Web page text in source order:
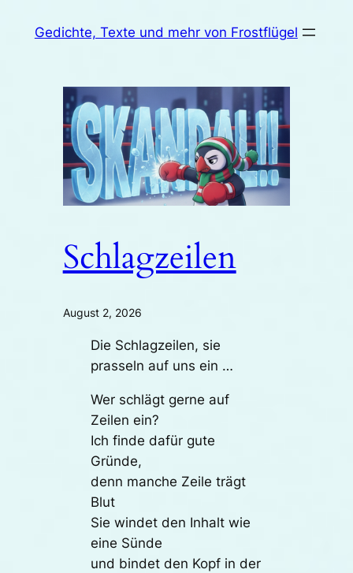
InhaltGedichte, Texte und mehr von Frostflügel
Schlagzeilen
August 2, 2026
Die Schlagzeilen, sie
prasseln auf uns ein …
Wer schlägt gerne auf
Zeilen ein?
Ich finde dafür gute
Gründe,
denn manche Zeile trägt
Blut
Sie windet den Inhalt wie
eine Sünde
und bindet den Kopf in der